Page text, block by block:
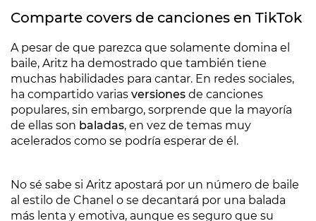
Comparte covers de canciones en TikTok
A pesar de que parezca que solamente domina el
baile, Aritz ha demostrado que también tiene
muchas habilidades para cantar. En redes sociales,
ha compartido varias versiones de canciones
populares, sin embargo, sorprende que la mayoría
de ellas son baladas, en vez de temas muy
acelerados como se podría esperar de él.
No sé sabe si Aritz apostará por un número de baile
al estilo de Chanel o se decantará por una balada
más lenta y emotiva, aunque es seguro que su